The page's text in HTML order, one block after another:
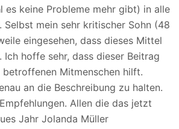
es keine Probleme mehr gibt) in alle
Selbst mein sehr kritischer Sohn (48
eingesehen, dass dieses Mittel
hoffe sehr, dass dieser Beitrag
Mitmenschen hilft.
an die Beschreibung zu halten.
Allen die das jetzt
Jahr Jolanda Müller